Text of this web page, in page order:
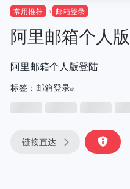
常用推荐 邮箱登录
阿里邮箱个人版
阿里邮箱个人版登陆
标签： 邮箱登录
链接直达